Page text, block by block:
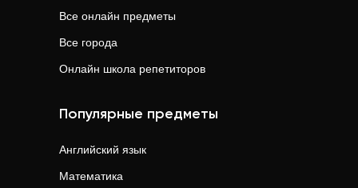
Все онлайн предметы
Все города
Онлайн школа репетиторов
Популярные предметы
Английский язык
Математика